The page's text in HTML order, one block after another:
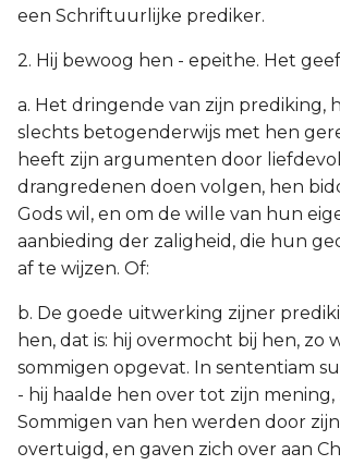
een Schriftuurlijke prediker.
2. Hij bewoog hen - epeithe. Het
a. Het dringende van zijn prediking,
slechts betogenderwijs met hen
heeft zijn argumenten door
drangredenen doen volgen, hen
Gods wil, en om de wille van hun
aanbieding der zaligheid, die hun
af te wijzen. Of:
b. De goede uitwerking zijner
hen, dat is: hij overmocht bij hen, zo
sommigen opgevat. In sententiam
- hij haalde hen over tot zijn mening,
Sommigen van hen werden door
overtuigd, en gaven zich over aan